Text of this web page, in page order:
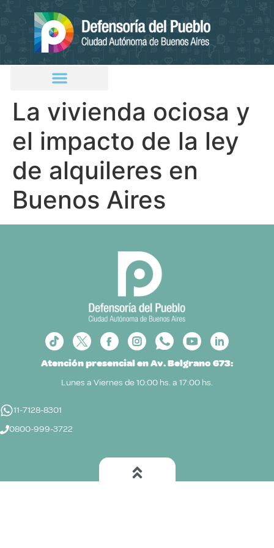
La vivienda ociosa y
el impacto de la ley
de alquileres en
Buenos Aires
Atención presencial en Av. Belgrano 673:
Lunes a Viernes de 10:00 hs. a 17:00 hs.
11-7128-8301
0800-999-3722